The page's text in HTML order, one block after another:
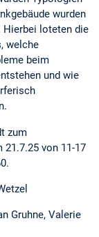
wurden
Hierbei loteten die
welche
beim
und wie
zum
von 11-17
Gruhne, Valerie